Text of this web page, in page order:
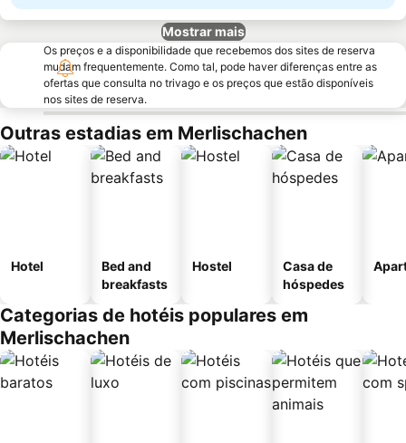
Mostrar mais
Os preços e a disponibilidade que recebemos dos sites de reserva
mudam frequentemente. Como tal, pode haver diferenças entre as
ofertas que consulta no trivago e os preços que estão disponíveis
nos sites de reserva.
Outras estadias em Merlischachen
Hotel
Bed and
breakfasts
Hostel
Casa de
hóspedes
Categorias de hotéis populares em
Merlischachen